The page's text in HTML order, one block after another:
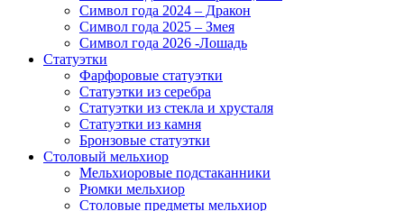
Символ года 2024 – Дракон
Символ года 2025 – Змея
Символ года 2026 -Лошадь
Статуэтки
Фарфоровые статуэтки
Статуэтки из серебра
Статуэтки из стекла и хрусталя
Статуэтки из камня
Бронзовые статуэтки
Столовый мельхиор
Мельхиоровые подстаканники
Рюмки мельхиор
Столовые предметы мельхиор